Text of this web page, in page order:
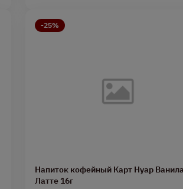
-25%
Напиток кофейный Карт Нуар
Латте 16г